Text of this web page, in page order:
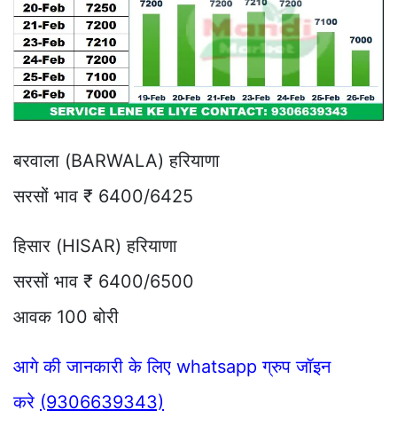
बरवाला (BARWALA) हरियाणा
सरसों भाव ₹ 6400/6425
हिसार (HISAR) हरियाणा
सरसों भाव ₹ 6400/6500
आवक 100 बोरी
आगे की जानकारी के लिए whatsapp ग्रुप जॉइन
करे (9306639343)